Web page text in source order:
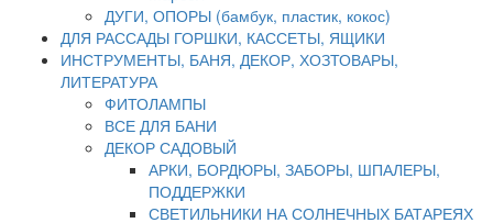
ДУГИ, ОПОРЫ (бамбук, пластик, кокос)
ДЛЯ РАССАДЫ ГОРШКИ, КАССЕТЫ, ЯЩИКИ
ИНСТРУМЕНТЫ, БАНЯ, ДЕКОР, ХОЗТОВАРЫ,
ЛИТЕРАТУРА
ФИТОЛАМПЫ
ВСЕ ДЛЯ БАНИ
ДЕКОР САДОВЫЙ
АРКИ, БОРДЮРЫ, ЗАБОРЫ, ШПАЛЕРЫ,
ПОДДЕРЖКИ
СВЕТИЛЬНИКИ НА СОЛНЕЧНЫХ БАТАРЕЯХ